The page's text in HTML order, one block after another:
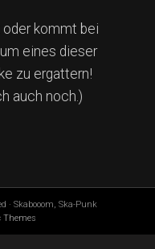
kommt bei
eines dieser
zu ergattern!
auch noch.)
· Skabooom, Ska-Punk
Themes